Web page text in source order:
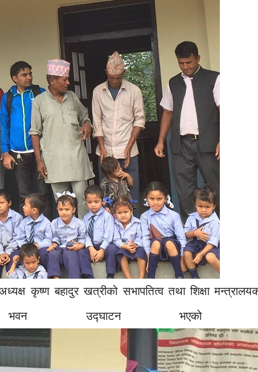
कृष्ण बहादुर खत्रीको सभापतित्व तथा शिक्षा
भवन उद्घाटन